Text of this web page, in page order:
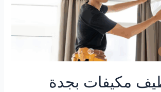
مكيفات بجدة